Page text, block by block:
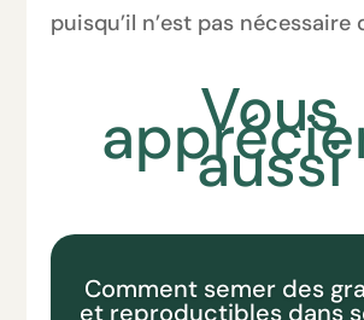
puisqu’il n’est pas nécessaire
Vous
aussi
Comment semer des
et reproductibles dans